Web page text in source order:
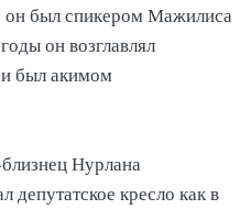
он был спикером Мажилиса
он возглавлял
был акимом
Нурлана
депутатское кресло как в